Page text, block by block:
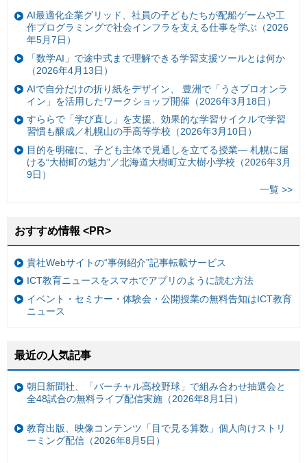
AI最適化企業グリッド、社員の子どもたちが配船ゲームや工
作プログラミングで社会インフラを支える仕事を学ぶ（2026
年5月7日）
「数学AI」で途中式まで理解できる学習支援ツールとは何か
（2026年4月13日）
AIで自分だけの折り紙をデザイン、 豊洲で「うさプロオンラ
イン」を活用したワークショップ開催（2026年3月18日）
すららで「学び直し」を支援、効果的な学習サイクルで学習
習慣も醸成／札幌山の手高等学校（2026年3月10日）
目的を明確に、子ども主体で見通しを立てる授業— 札幌に届
ける“大樹町の魅力”／北海道大樹町立大樹小学校（2026年3月
9日）
一覧 >>
おすすめ情報 <PR>
貴社Webサイトの“事例紹介”記事転載サービス
ICT教育ニュースをスマホでアプリのように読む方法
イベント・セミナー・体験会・公開授業の無料告知はICT教育
ニュース
最近の人気記事
朝日新聞社、「バーチャル高校野球」で組み合わせ抽選会と
全48試合の無料ライブ配信実施（2026年8月1日）
教育出版、映像コンテンツ「目で見る算数」個人向けストリ
ーミング配信（2026年8月5日）